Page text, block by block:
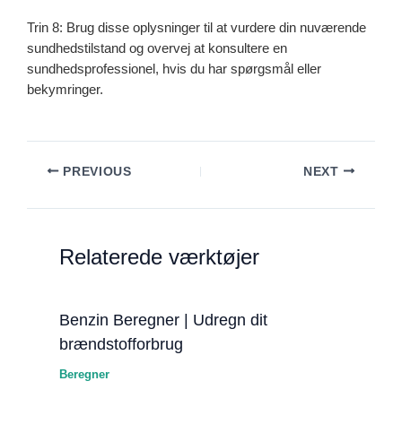
Trin 8: Brug disse oplysninger til at vurdere din nuværende
sundhedstilstand og overvej at konsultere en
sundhedsprofessionel, hvis du har spørgsmål eller
bekymringer.
PREVIOUS NEXT
Relaterede værktøjer
Benzin Beregner | Udregn dit
brændstofforbrug
Beregner